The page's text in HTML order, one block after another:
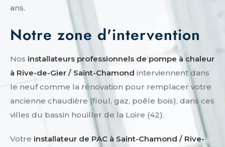
ans.
Notre zone d'intervention
Nos installateurs professionnels de pompe à chaleur
à Rive-de-Gier / Saint-Chamond interviennent dans
le neuf comme la rénovation pour remplacer votre
ancienne chaudière (fioul, gaz, poêle bois), dans ces
villes du bassin houiller de la Loire (42).
Votre installateur de PAC à Saint-Chamond / Rive-